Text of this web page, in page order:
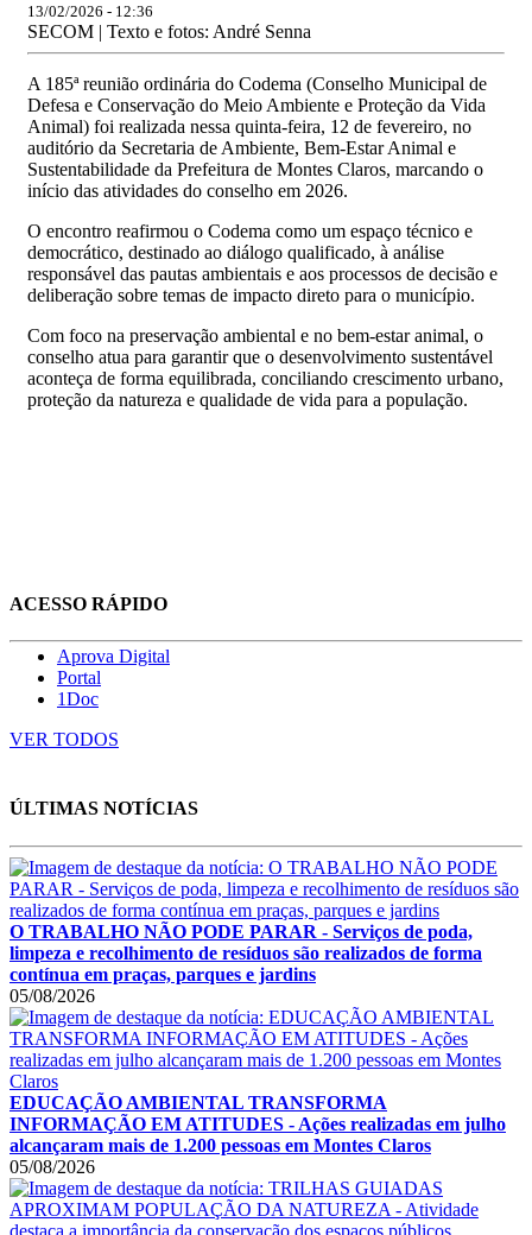
13/02/2026 - 12:36
SECOM | Texto e fotos: André Senna
A 185ª reunião ordinária do Codema (Conselho Municipal de
Defesa e Conservação do Meio Ambiente e Proteção da Vida
Animal) foi realizada nessa quinta-feira, 12 de fevereiro, no
auditório da Secretaria de Ambiente, Bem-Estar Animal e
Sustentabilidade da Prefeitura de Montes Claros, marcando o
início das atividades do conselho em 2026.
O encontro reafirmou o Codema como um espaço técnico e
democrático, destinado ao diálogo qualificado, à análise
responsável das pautas ambientais e aos processos de decisão e
deliberação sobre temas de impacto direto para o município.
Com foco na preservação ambiental e no bem-estar animal, o
conselho atua para garantir que o desenvolvimento sustentável
aconteça de forma equilibrada, conciliando crescimento urbano,
proteção da natureza e qualidade de vida para a população.
ACESSO RÁPIDO
Aprova Digital
Portal
1Doc
VER TODOS
ÚLTIMAS NOTÍCIAS
O TRABALHO NÃO PODE PARAR - Serviços de poda,
limpeza e recolhimento de resíduos são realizados de forma
contínua em praças, parques e jardins
05/08/2026
EDUCAÇÃO AMBIENTAL TRANSFORMA
INFORMAÇÃO EM ATITUDES - Ações realizadas em julho
alcançaram mais de 1.200 pessoas em Montes Claros
05/08/2026